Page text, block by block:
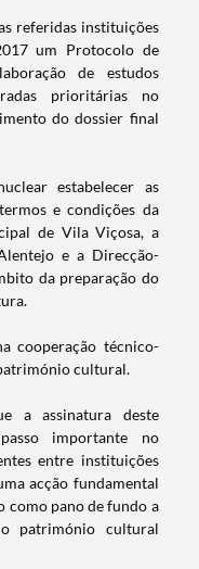
referidas instituições
um Protocolo de
de estudos
prioritárias no
do dossier final
estabelecer as
e condições da
de Vila Viçosa, a
e a Direcção-
da preparação do
cooperação técnico-
cultural.
a assinatura deste
importante no
entre instituições
acção fundamental
como pano de fundo a
património cultural